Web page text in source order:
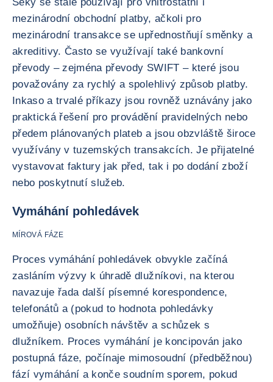
mezinárodní obchodní platby, ačkoli pro
mezinárodní transakce se upřednostňují směnky a
akreditivy. Často se využívají také bankovní
převody – zejména převody SWIFT – které jsou
považovány za rychlý a spolehlivý způsob platby.
Inkaso a trvalé příkazy jsou rovněž uznávány jako
praktická řešení pro provádění pravidelných nebo
předem plánovaných plateb a jsou obzvláště široce
využívány v tuzemských transakcích. Je přijatelné
vystavovat faktury jak před, tak i po dodání zboží
nebo poskytnutí služeb.
Vymáhání pohledávek
MÍROVÁ FÁZE
Proces vymáhání pohledávek obvykle začíná
zasláním výzvy k úhradě dlužníkovi, na kterou
navazuje řada další písemné korespondence,
telefonátů a (pokud to hodnota pohledávky
umožňuje) osobních návštěv a schůzek s
dlužníkem. Proces vymáhání je koncipován jako
postupná fáze, počínaje mimosoudní (předběžnou)
fází vymáhání a konče soudním sporem, pokud